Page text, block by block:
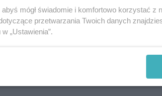
także zgłosić podejrzaną
w kontaktach z nieznajomymi w
do znacznych strat finansowych.
mógł świadomie i komfortowo korzystać z
przetwarzania Twoich danych
„Ustawienia”.